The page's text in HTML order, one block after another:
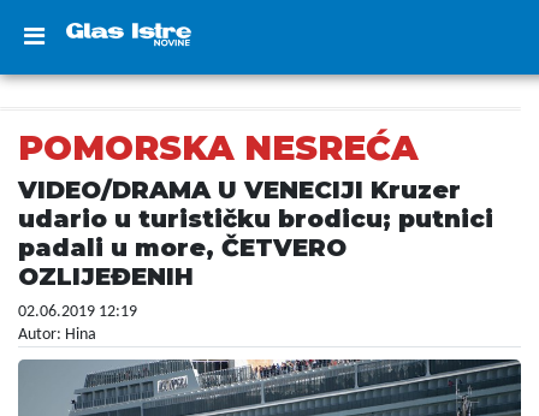
POMORSKA NESREĆA
VIDEO/DRAMA U VENECIJI Kruzer
udario u turističku brodicu; putnici
padali u more, ČETVERO
OZLIJEĐENIH
02.06.2019 12:19
Autor: Hina